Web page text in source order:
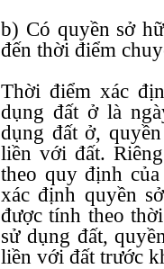
b) Có quyền sở
đến thời điểm
Thời điểm xác
dụng đất ở là
dụng đất ở,
liền với đất.
theo quy định
xác định quyền
được tính theo
sử dụng đất,
liền với đất trước